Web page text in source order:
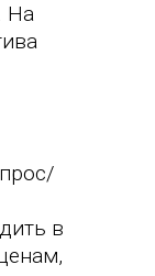
На
в